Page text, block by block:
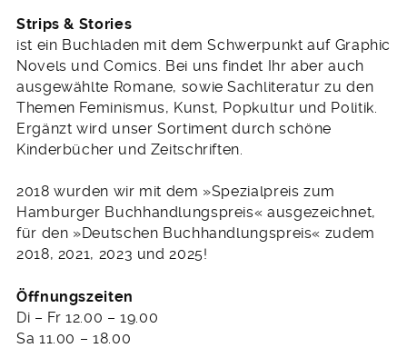
Strips & Stories
ist ein Buchladen mit dem Schwerpunkt auf Graphic
Novels und Comics. Bei uns findet Ihr aber auch
ausgewählte Romane, sowie Sachliteratur zu den
Themen Feminismus, Kunst, Popkultur und Politik.
Ergänzt wird unser Sortiment durch schöne
Kinderbücher und Zeitschriften.
2018 wurden wir mit dem »Spezialpreis zum
Hamburger Buchhandlungspreis« ausgezeichnet,
für den »Deutschen Buchhandlungspreis« zudem
2018, 2021, 2023 und 2025!
Öffnungszeiten
Di – Fr 12.00 – 19.00
Sa 11.00 – 18.00